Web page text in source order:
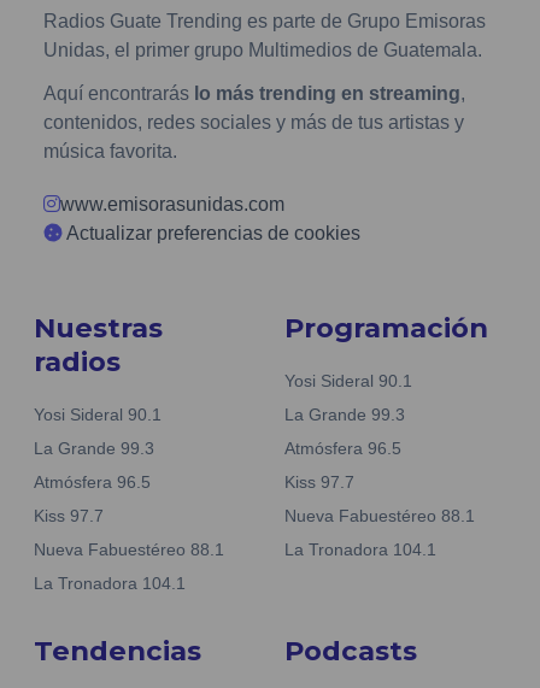
Radios Guate Trending es parte de Grupo Emisoras
Unidas, el primer grupo Multimedios de Guatemala.
Aquí encontrarás lo más trending en streaming,
contenidos, redes sociales y más de tus artistas y
música favorita.
www.emisorasunidas.com
Actualizar preferencias de cookies
Nuestras
radios
Yosi Sideral 90.1
La Grande 99.3
Atmósfera 96.5
Kiss 97.7
Nueva Fabuestéreo 88.1
La Tronadora 104.1
Programación
Yosi Sideral 90.1
La Grande 99.3
Atmósfera 96.5
Kiss 97.7
Nueva Fabuestéreo 88.1
La Tronadora 104.1
Tendencias Podcasts